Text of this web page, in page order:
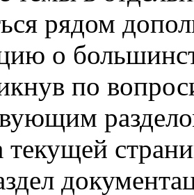
рядом
о
по
текущей